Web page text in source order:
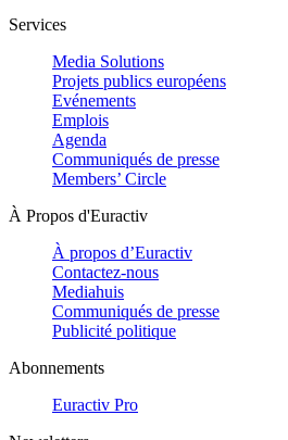
Services
Media Solutions
Projets publics européens
Evénements
Emplois
Agenda
Communiqués de presse
Members’ Circle
À Propos d'Euractiv
À propos d’Euractiv
Contactez-nous
Mediahuis
Communiqués de presse
Publicité politique
Abonnements
Euractiv Pro